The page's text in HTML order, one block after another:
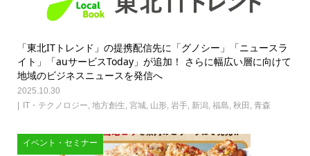
「東北ITトレンド」の提携配信先に「グノシー」「ニュースラ
イト」「auサービスToday」が追加！ さらに幅広い層に向けて
地域のビジネスニュースを発信へ
2025.10.30
IT・テクノロジー, 地方創生, 宮城, 山形, 岩手, 新潟, 福島, 秋田 , 青森
イベント・セミナー